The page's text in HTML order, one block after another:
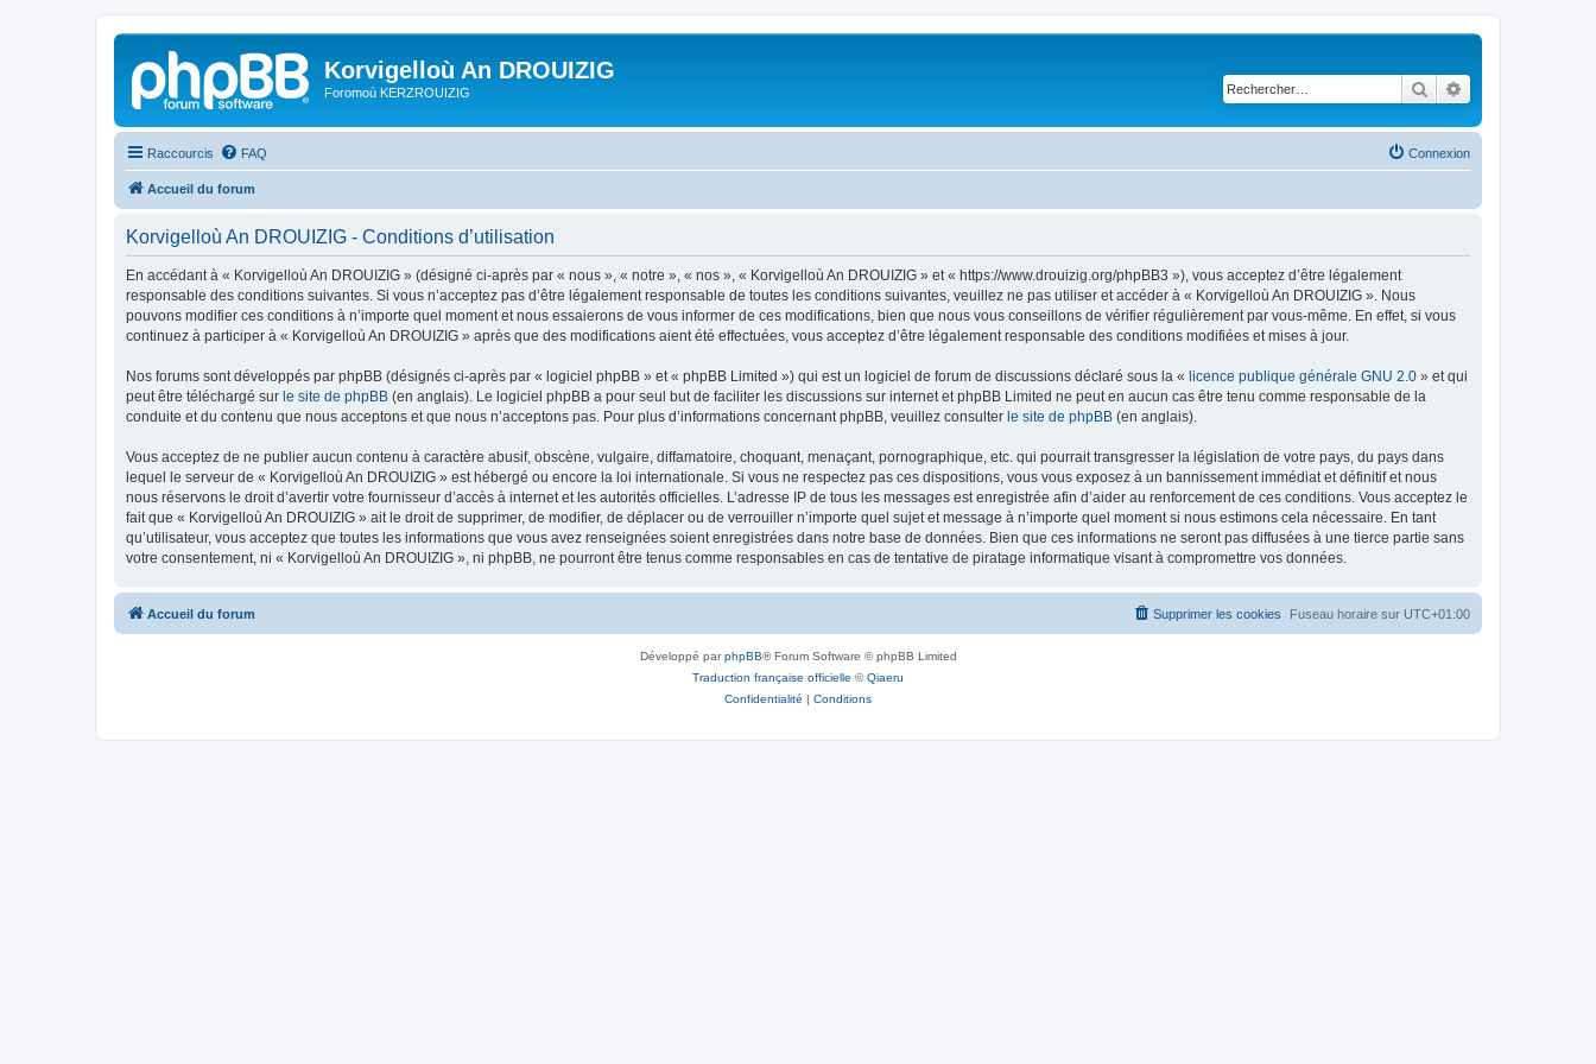
Korvigelloù An DROUIZIG
Foromoù KERZROUIZIG Rechercher
Raccourcis FAQ Connexion
Accueil du forum
Korvigelloù An DROUIZIG - Conditions d’utilisation
En accédant à « Korvigelloù An DROUIZIG » (désigné ci-après par « nous », « notre », « nos », « Korvigelloù An DROUIZIG » et « https://www.drouizig.org/phpBB3 »), vous acceptez d’être légalement
responsable des conditions suivantes. Si vous n’acceptez pas d’être légalement responsable de toutes les conditions suivantes, veuillez ne pas utiliser et accéder à « Korvigelloù An DROUIZIG ». Nous
pouvons modifier ces conditions à n’importe quel moment et nous essaierons de vous informer de ces modifications, bien que nous vous conseillons de vérifier régulièrement par vous-même. En effet, si vous
continuez à participer à « Korvigelloù An DROUIZIG » après que des modifications aient été effectuées, vous acceptez d’être légalement responsable des conditions modifiées et mises à jour.
Nos forums sont développés par phpBB (désignés ci-après par « logiciel phpBB » et « phpBB Limited ») qui est un logiciel de forum de discussions déclaré sous la « licence publique générale GNU 2.0 » et qui
peut être téléchargé sur le site de phpBB (en anglais). Le logiciel phpBB a pour seul but de faciliter les discussions sur internet et phpBB Limited ne peut en aucun cas être tenu comme responsable de la
conduite et du contenu que nous acceptons et que nous n’acceptons pas. Pour plus d’informations concernant phpBB, veuillez consulter le site de phpBB (en anglais).
Vous acceptez de ne publier aucun contenu à caractère abusif, obscène, vulgaire, diffamatoire, choquant, menaçant, pornographique, etc. qui pourrait transgresser la législation de votre pays, du pays dans
lequel le serveur de « Korvigelloù An DROUIZIG » est hébergé ou encore la loi internationale. Si vous ne respectez pas ces dispositions, vous vous exposez à un bannissement immédiat et définitif et nous
nous réservons le droit d’avertir votre fournisseur d’accès à internet et les autorités officielles. L’adresse IP de tous les messages est enregistrée afin d’aider au renforcement de ces conditions. Vous acceptez le
fait que « Korvigelloù An DROUIZIG » ait le droit de supprimer, de modifier, de déplacer ou de verrouiller n’importe quel sujet et message à n’importe quel moment si nous estimons cela nécessaire. En tant
qu’utilisateur, vous acceptez que toutes les informations que vous avez renseignées soient enregistrées dans notre base de données. Bien que ces informations ne seront pas diffusées à une tierce partie sans
votre consentement, ni « Korvigelloù An DROUIZIG », ni phpBB, ne pourront être tenus comme responsables en cas de tentative de piratage informatique visant à compromettre vos données.
Accueil du forum Fuseau horaire sur UTC+01:00
Supprimer les cookies
Développé parphpBB® Forum Software © phpBB Limited
Traduction française officielle ©Qiaeru
Confidentialité | Conditions